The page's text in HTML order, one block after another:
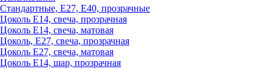
Стандартные, Е27, Е40, прозрачные
Цоколь Е14, свеча, прозрачная
Цоколь Е14, свеча, матовая
Цоколь, Е27, свеча, прозрачная
Цоколь Е27, свеча, матовая
Цоколь Е14, шар, прозрачная